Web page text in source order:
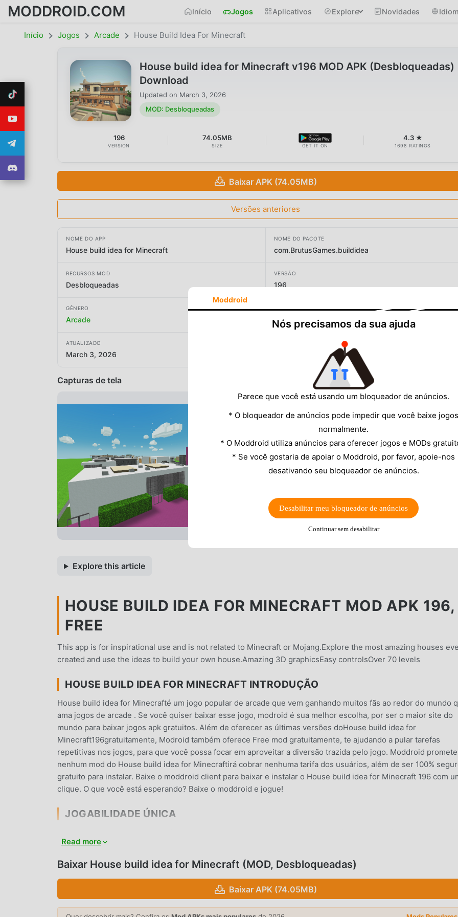
MODDROID.COM Início Jogos Aplicativos Explore Novidades
Início Jogos Arcade House Build Idea For Minecraft
House build idea for Minecraft v196 MOD APK (Desbloqueadas)
Download
Updated on March 3, 2026
MOD: Desbloqueadas
196
VERSION
74.05MB
SIZE GET IT ON
4.3 ★
1698 RATINGS
Baixar APK (74.05MB)
Versões anteriores
NOME DO APP
House build idea for Minecraft
NOME DO PACOTE
com.BrutusGames.buildidea
RECURSOS MOD
Desbloqueadas
VERSÃO
196
GÊNERO
Arcade
DESENVOLVEDOR
Brutus Games
ATUALIZADO
March 3, 2026
Capturas de tela
Explore this article
HOUSE BUILD IDEA FOR MINECRAFT MOD APK 196,
FREE
This app is for inspirational use and is not related to Minecraft or Mojang.Explore the most amazing houses
created and use the ideas to build your own house.Amazing 3D graphicsEasy controlsOver 70 levels
HOUSE BUILD IDEA FOR MINECRAFT INTRODUÇÃO
House build idea for Minecrafté um jogo popular de arcade que vem ganhando muitos fãs ao redor do mundo
ama jogos de arcade . Se você quiser baixar esse jogo, modroid é sua melhor escolha, por ser o maior site do
mundo para baixar jogos apk gratuitos. Além de oferecer as últimas versões doHouse build idea for
Minecraft196gratuitamente, Modroid também oferece Free mod gratuitamente, te ajudando a pular tarefas
repetitivas nos jogos, para que você possa focar em aproveitar a diversão trazida pelo jogo. Moddroid
nenhum mod do House build idea for Minecraftirá cobrar nenhuma tarifa dos usuários, além de ser 100%
gratuito para instalar. Baixe o moddroid client para baixar e instalar o House build idea for Minecraft 196 com
clique. O que você está esperando? Baixe o moddroid e jogue!
JOGABILIDADE ÚNICA
de fãs ao redor do mundo. Diferente do jogos tradicionais de arcade , noHouse build idea for Minecraft, você
apenas precisa ir ao tutorial para iniciante para que você possa iniciar facilmente o jogo e aproveitar a alegria
trazida pelo clássico jogo de arcade House build idea for Minecraft 196. Ao mesmo tempo, moddroid construiu
plataforma especial para amantes de jogos de arcade , permitindo que você se comunique e compartilhe com
todos os amantes de jogos arcade pelo mundo. O que você está esperando? Entre no modroid e aproveite os
de arcade com parceiros ao redor do mundo.
Read more
Baixar House build idea for Minecraft (MOD, Desbloqueadas)
Baixar APK (74.05MB)
Moddroid
Nós precisamos da sua ajuda
Parece que você está usando um bloqueador de anúncios.
* O bloqueador de anúncios pode impedir que você baixe jogos
normalmente.
* O Moddroid utiliza anúncios para oferecer jogos e MODs
* Se você gostaria de apoiar o Moddroid, por favor, apoie-nos
desativando seu bloqueador de anúncios.
Desabilitar meu bloqueador de anúncios
Continuar sem desabilitar